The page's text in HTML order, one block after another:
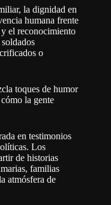
la dignidad en
humana frente
el reconocimiento
o
toques de humor
la gente
en testimonios
Los
de historias
familias
atmósfera de